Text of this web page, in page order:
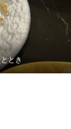
とき